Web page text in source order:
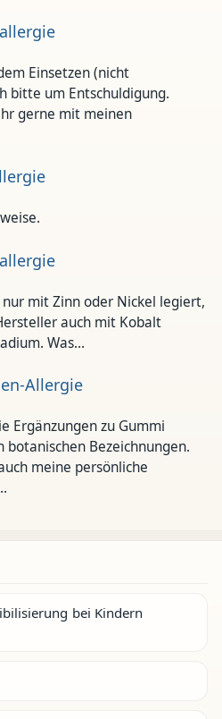
Einsetzen (nicht
bitte um Entschuldigung.
gerne mit meinen
mit Zinn oder Nickel legiert,
auch mit Kobalt
Was…
Allergie
Ergänzungen zu Gummi
botanischen Bezeichnungen.
meine persönliche
bei Kindern